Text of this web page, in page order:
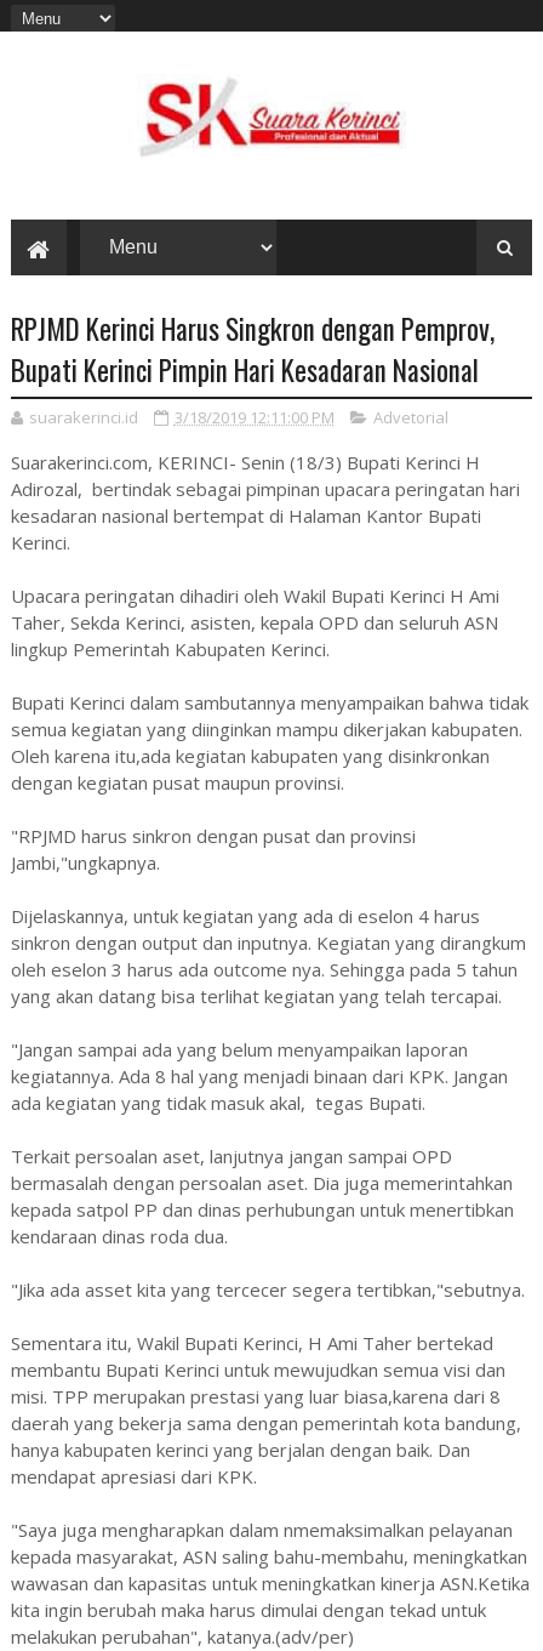
RPJMD Kerinci Harus Singkron dengan Pemprov,
Bupati Kerinci Pimpin Hari Kesadaran Nasional
suarakerinci.id 3/18/2019 12:11:00 PM Advetorial
Suarakerinci.com, KERINCI- Senin (18/3) Bupati Kerinci H
Adirozal, bertindak sebagai pimpinan upacara peringatan hari
kesadaran nasional bertempat di Halaman Kantor Bupati
Kerinci.
Upacara peringatan dihadiri oleh Wakil Bupati Kerinci H Ami
Taher, Sekda Kerinci, asisten, kepala OPD dan seluruh ASN
lingkup Pemerintah Kabupaten Kerinci.
Bupati Kerinci dalam sambutannya menyampaikan bahwa tidak
semua kegiatan yang diinginkan mampu dikerjakan kabupaten.
Oleh karena itu,ada kegiatan kabupaten yang disinkronkan
dengan kegiatan pusat maupun provinsi.
"RPJMD harus sinkron dengan pusat dan provinsi
Jambi,"ungkapnya.
Dijelaskannya, untuk kegiatan yang ada di eselon 4 harus
sinkron dengan output dan inputnya. Kegiatan yang dirangkum
oleh eselon 3 harus ada outcome nya. Sehingga pada 5 tahun
yang akan datang bisa terlihat kegiatan yang telah tercapai.
"Jangan sampai ada yang belum menyampaikan laporan
kegiatannya. Ada 8 hal yang menjadi binaan dari KPK. Jangan
ada kegiatan yang tidak masuk akal, tegas Bupati.
Terkait persoalan aset, lanjutnya jangan sampai OPD
bermasalah dengan persoalan aset. Dia juga memerintahkan
kepada satpol PP dan dinas perhubungan untuk menertibkan
kendaraan dinas roda dua.
"Jika ada asset kita yang tercecer segera tertibkan,"sebutnya.
Sementara itu, Wakil Bupati Kerinci, H Ami Taher bertekad
membantu Bupati Kerinci untuk mewujudkan semua visi dan
misi. TPP merupakan prestasi yang luar biasa,karena dari 8
daerah yang bekerja sama dengan pemerintah kota bandung,
hanya kabupaten kerinci yang berjalan dengan baik. Dan
mendapat apresiasi dari KPK.
"Saya juga mengharapkan dalam nmemaksimalkan pelayanan
kepada masyarakat, ASN saling bahu-membahu, meningkatkan
wawasan dan kapasitas untuk meningkatkan kinerja ASN.Ketika
kita ingin berubah maka harus dimulai dengan tekad untuk
melakukan perubahan", katanya.(adv/per)